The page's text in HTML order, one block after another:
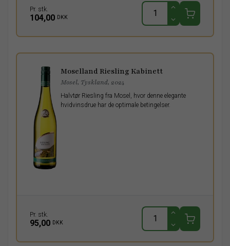
Pr. stk.
104,00 DKK
Moselland Riesling Kabinett
Mosel, Tyskland, 2024
Halvtør Riesling fra Mosel, hvor denne elegante
hvidvinsdrue har de optimale betingelser.
Pr. stk.
95,00 DKK